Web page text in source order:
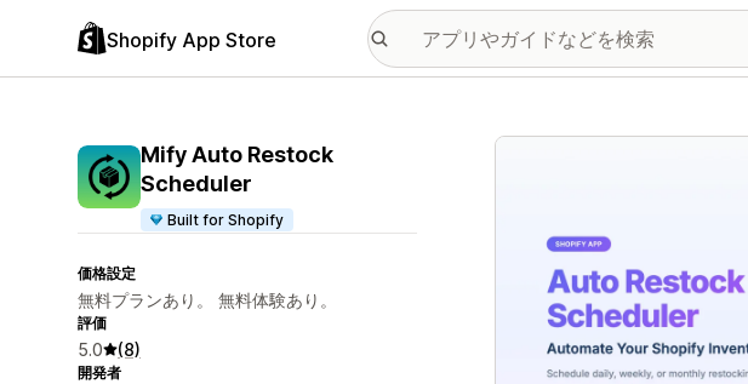
Shopify App Store
Mify Auto Restock
Scheduler
Built for Shopify
価格設定
無料プランあり。 無料体験あり。
評価
5.0 (8)
開発者
特集の画像ギャラリー